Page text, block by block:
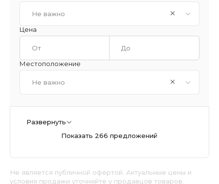
Не важно
Цена
Местоположение
Не важно
Развернуть
Показать 266 предложений
Не является публичной офертой. Актуальные цены и
условия продажи уточняйте у продавцов товаров.